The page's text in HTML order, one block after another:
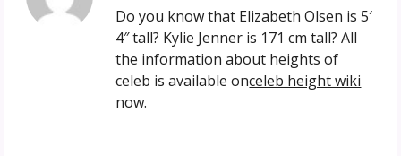
Do you know that Elizabeth Olsen is 5′
4″ tall? Kylie Jenner is 171 cm tall? All
the information about heights of
celeb is available onceleb height wiki
now.